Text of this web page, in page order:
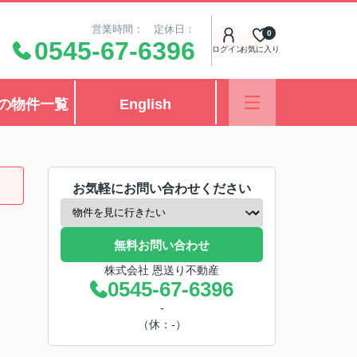
営業時間： 定休日：
0545-67-6396 ログインお気に入り
0
物件一覧 English
お気軽にお問い合わせください
無料お問い合わせ
株式会社 恩送り不動産
0545-67-6396
-
（休：-）